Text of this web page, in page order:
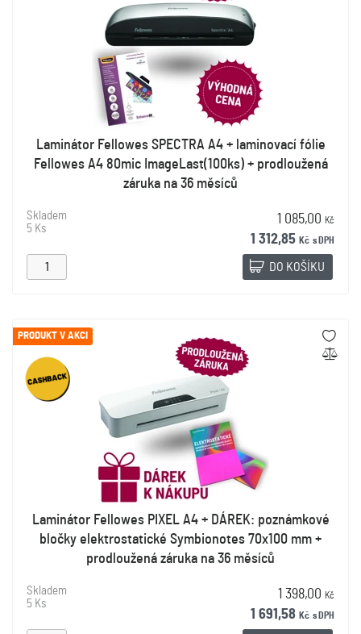
Laminátor Fellowes SPECTRA A4 + laminovací fólie
Fellowes A4 80mic ImageLast(100ks) + prodloužená
záruka na 36 měsíců
Skladem
5 Ks
1 085,00 Kč
1 312,85 Kč s DPH
DO KOŠÍKU
PRODUKT V AKCI
Laminátor Fellowes PIXEL A4 + DÁREK: poznámkové
bločky elektrostatické Symbionotes 70x100 mm +
prodloužená záruka na 36 měsíců
Skladem
5 Ks
1 398,00 Kč
1 691,58 Kč s DPH